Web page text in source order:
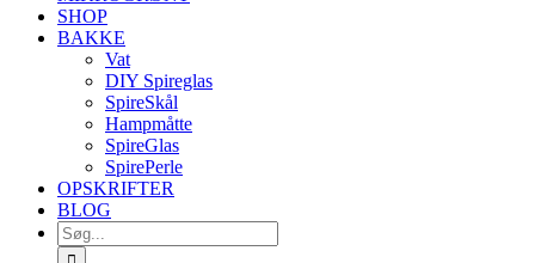
SHOP
BAKKE
Vat
DIY Spireglas
SpireSkål
Hampmåtte
SpireGlas
SpirePerle
OPSKRIFTER
BLOG
Søg
efter: